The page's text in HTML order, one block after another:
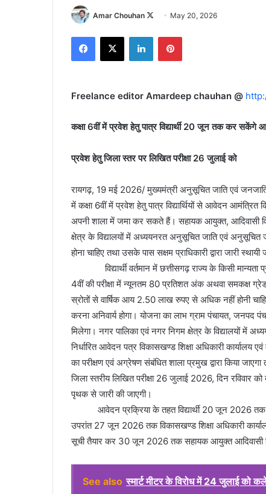
Amar Chouhan
FollowMay 20, 2026
Facebook
X LinkedInPinterest
Freelance editor Amardeep chauhan @
कक्षा 6वीं में प्रवेश हेतु पात्र विद्यार्थी 20 जून तक कर सकेंगे
प्रवेश हेतु जिला स्तर पर लिखित परीक्षा 26 जुलाई को
रायगढ़, 19 मई 2026/ मुख्यमंत्री अनुसूचित जाति एवं जनजाति
में कक्षा 6वीं में प्रवेश हेतु पात्र विद्यार्थियों से आवेदन
अपनी शाला में जमा कर सकते हैं। सहायक आयुक्त, आदिवासी
क्षेत्र के विद्यालयों में अध्ययनरत अनुसूचित जाति एवं अनुसूचित
होना चाहिए तथा उसके पास सक्षम प्राधिकारी द्वारा जारी
विद्यार्थी वर्तमान में छत्तीसगढ़ राज्य के किसी मान्यता
4वीं की परीक्षा में न्यूनतम 80 प्रतिशत अंक अथवा समकक्ष
स्रोतों से वार्षिक आय 2.50 लाख रुपए से अधिक नहीं होनी
करना अनिवार्य होगा। योजना का लाभ ग्राम पंचायत, जनपद
मिलेगा। नगर पालिका एवं नगर निगम क्षेत्र के विद्यालयों में
निर्धारित आवेदन पत्र विकासखण्ड शिक्षा अधिकारी
का परीक्षण एवं अग्रेषण संबंधित शाला प्रमुख द्वारा किया
जिला स्तरीय लिखित परीक्षा 26 जुलाई 2026, दिन रविवार
पृथक से जारी की जाएगी।
आवेदन प्रक्रिया के तहत विद्यार्थी 20 जून 2026 तक
उपरांत 27 जून 2026 तक विकासखण्ड शिक्षा अधिकारी
सूची तैयार कर 30 जून 2026 तक सहायक आयुक्त आदिवासी
See also स्मार्ट मीटर के विरोध में 24 जुलाई को